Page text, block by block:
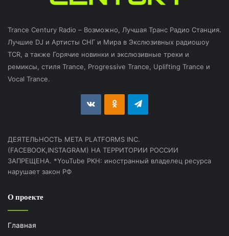
Trance Century Radio – Возможно, Лучшая Транс Радио Станция.
Лучшие DJ и Артисты СНГ и Мира в Экслюзивных радиошоу
TCR, а также Горячие новинки и экслюзивные треки и
ремиксы, стиля Trance, Progressive Trance, Uplifting Trance и
Vocal Trance.
vk.com Odnoklassniki
Telegram
ДЕЯТЕЛЬНОСТЬ МЕТА PLATFORMS INC.
(FACEBOOK,INSTAGRAM) НА ТЕРРИТОРИИ РОССИИ
ЗАПРЕЩЕНА. *YouTube РКН: иностранный владелец ресурса
нарушает закон РФ
О проекте
Главная